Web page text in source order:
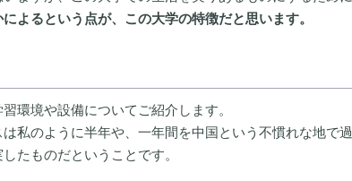
よるという点が、この大学の特徴だと思います。
環境や設備についてご紹介します。
私のように半年や、一年間を中国という不慣れな地で過
たものだということです。